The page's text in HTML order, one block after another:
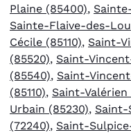
Plaine (85400),
Sainte-Flaive-des-
Cécile (85110), Saint-
(85520), Saint-
(85540), Saint-
(85110), Saint-Valérien
Urbain (85230), Saint-
(72240), Saint-